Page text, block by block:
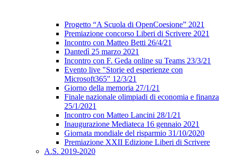
Progetto “A Scuola di OpenCoesione” 2021
Premiazione concorso Liberi di Scrivere 2021
Incontro con Matteo Betti 26/4/21
Dantedì 25 marzo 2021
Incontro con F. Geda online su Teams 23/3/21
Evento live "Storie ed esperienze con
Microsoft365" 12/3/21
Giorno della memoria 27/1/21
Finale nazionale olimpiadi di economia e finanza
25/1/2021
Incontro con Matteo Lancini 28/1/21
Inaugurazione Mediateca 16 gennaio 2021
Giornata mondiale del risparmio 31/10/2020
Premiazione XXII Edizione Liberi di Scrivere
A.S. 2019-2020